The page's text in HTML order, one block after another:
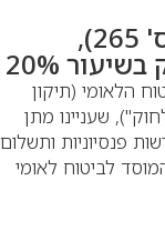
חוק הביטוח הלאומי (תיקון מס' 265),
הלאומי (תיקון
לחוק"), שעניינו מתן
פנסיוניות ותשלום
לביטוח לאומי